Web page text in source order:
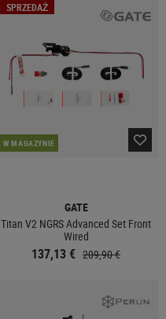
SPRZEDAŻ
W MAGAZYNIE
GATE
Titan V2 NGRS Advanced Set Front
Wired
137,13 € 209,90 €